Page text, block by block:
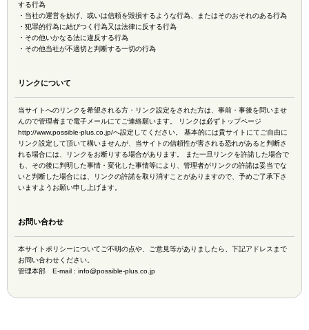
する行為
・当社の運営を妨げ、或いは信頼を毀損するような行為、またはそのおそれのある行為
・犯罪的行為に結びつく行為又は法律に反する行為
・その他いかなる法に違反する行為
・その他当社が不適切と判断する一切の行為
リンクについて
当サイトへのリンクを希望される方・リンク設定をされた方は、事前・事後を問いませ
んので管理者まで電子メールにてご連絡願います。 リンクは必ずトップページ
http://www.possible-plus.co.jp/へ設定してください。 基本的には貴サイトにてご自由に
リンク設定して頂いて構いませんが、当サイトの信頼性が害される恐れがあると判断さ
れる場合には、リンクをお断りする場合があります。 また一旦リンクを許諾した場合で
も、その後に判明した事情・変化した事情等により、管理者がリンクの許諾は妥当でな
いと判断した場合には、リンクの許諾を取り消すことがありますので、予めご了承下さ
いますようお願い申し上げます。
お問い合わせ
本サイトポリシーについてご不明の点や、ご意見等がありましたら、下記アドレスまで
お問い合わせください。
管理本部 E-mail : info@possible-plus.co.jp